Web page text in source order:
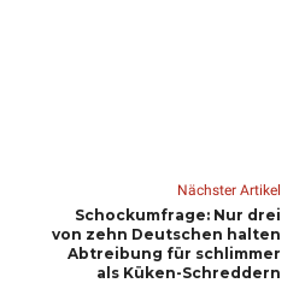
Nächster Artikel
Schockumfrage: Nur drei
von zehn Deutschen halten
Abtreibung für schlimmer
als Küken-Schreddern